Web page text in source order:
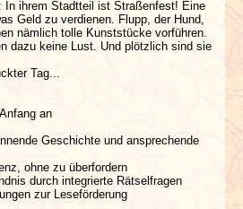
In ihrem Stadtteil ist Straßenfest! Eine
Geld zu verdienen. Flupp, der Hund,
nämlich tolle Kunststücke vorführen.
dazu keine Lust. Und plötzlich sind sie
Tag...
an
Geschichte und ansprechende
ohne zu überfordern
durch integrierte Rätselfragen
zur Leseförderung